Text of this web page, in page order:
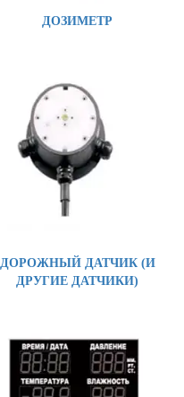
ДОЗИМЕТР
ДОРОЖНЫЙ ДАТЧИК (И
ДРУГИЕ ДАТЧИКИ)